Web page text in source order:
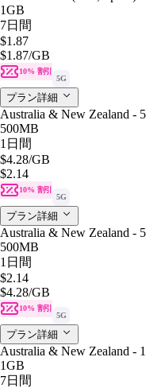
1GB
7日間
$1.87
$1.87/GB
10% 割引
5G
プラン詳細
Australia & New Zealand -
500MB
1日間
$4.28/GB
$2.14
10% 割引
5G
プラン詳細
Australia & New Zealand -
500MB
1日間
$2.14
$4.28/GB
10% 割引
5G
プラン詳細
Australia & New Zealand -
1GB
7日間